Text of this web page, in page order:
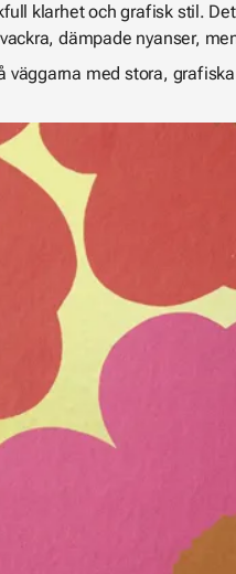
klarhet och grafisk stil.
dämpade nyanser,
med stora,